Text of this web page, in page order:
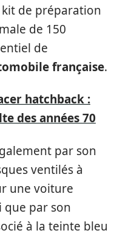
de préparation
de 150
de
française.
hatchback :
des années 70
par son
ventilés à
une voiture
que par son
à la teinte bleu